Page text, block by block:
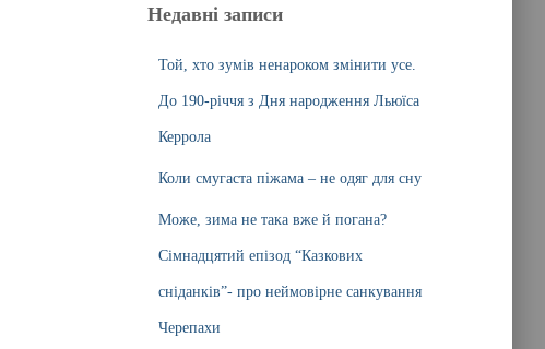
Недавні записи
Той, хто зумів ненароком змінити усе.
До 190-річчя з Дня народження Льюїса
Керрола
Коли смугаста піжама – не одяг для сну
Може, зима не така вже й погана?
Сімнадцятий епізод “Казкових
сніданків”- про неймовірне санкування
Черепахи